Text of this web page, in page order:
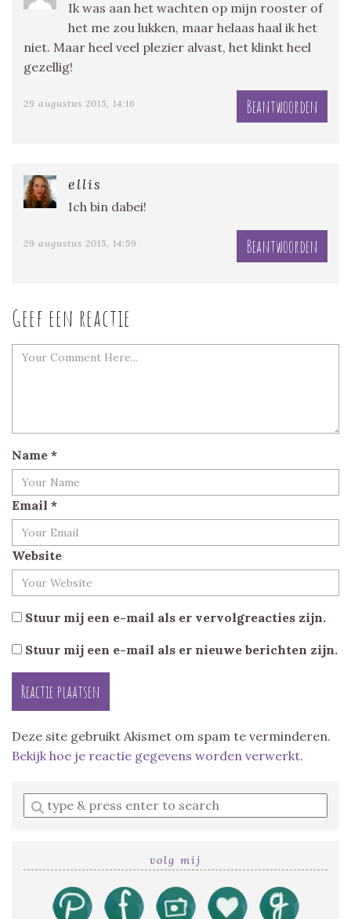
Ik was aan het wachten op mijn rooster of
het me zou lukken, maar helaas haal ik het
niet. Maar heel veel plezier alvast, het klinkt heel
gezellig!
29 augustus 2015, 14:16 Beantwoorden
ellis
Ich bin dabei!
29 augustus 2015, 14:59 Beantwoorden
Geef een reactie
Name *
Email *
Website
Stuur mij een e-mail als er vervolgreacties zijn.
Stuur mij een e-mail als er nieuwe berichten zijn.
Deze site gebruikt Akismet om spam te verminderen.
Bekijk hoe je reactie gegevens worden verwerkt.
Enter
a
volg mij